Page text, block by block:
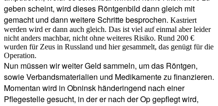
geben scheint, wird dieses Röntgenbild dann gleich mit
gemacht und dann weitere Schritte besprochen. Kastriert
werden wird er dann auch gleich. Das ist viel auf einmal aber leider
nicht anders machbar, nicht ohne weiteres Risiko. Rund 200 €
wurden für Zeus in Russland und hier gesammelt, das genügt für die
Operation.
Nun müssen wir weiter Geld sammeln, um das Röntgen,
sowie Verbandsmaterialien und Medikamente zu finanzieren.
Momentan wird in Obninsk händeringend nach einer
Pflegestelle gesucht, in der er nach der Op gepflegt wird,